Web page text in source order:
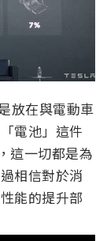
放在與電動車
電池」這件
這一切都是為
相信對於消
能的提升部